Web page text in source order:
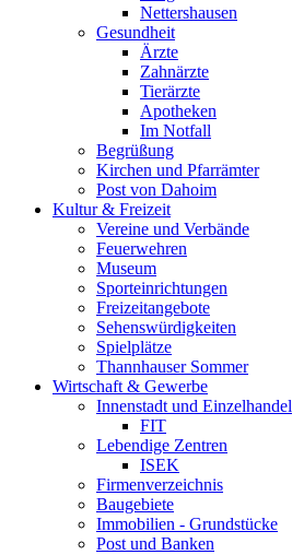
Nettershausen
Gesundheit
Ärzte
Zahnärzte
Tierärzte
Apotheken
Im Notfall
Begrüßung
Kirchen und Pfarrämter
Post von Dahoim
Kultur & Freizeit
Vereine und Verbände
Feuerwehren
Museum
Sporteinrichtungen
Freizeitangebote
Sehenswürdigkeiten
Spielplätze
Thannhauser Sommer
Wirtschaft & Gewerbe
Innenstadt und Einzelhandel
FIT
Lebendige Zentren
ISEK
Firmenverzeichnis
Baugebiete
Immobilien - Grundstücke
Post und Banken